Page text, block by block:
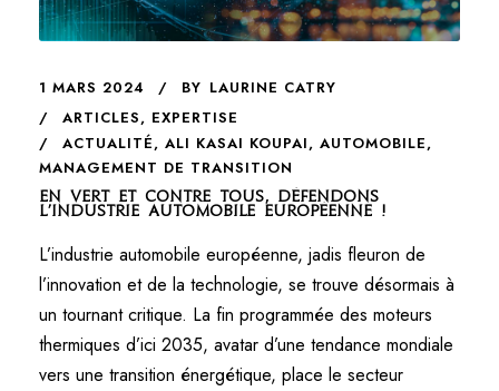
1 MARS 2024 BY LAURINE CATRY
ARTICLES, EXPERTISE
ACTUALITÉ, ALI KASAI KOUPAI, AUTOMOBILE,
MANAGEMENT DE TRANSITION
En vert et contre tous, défendons
l’industrie automobile européenne !
L’industrie automobile européenne, jadis fleuron de
l’innovation et de la technologie, se trouve désormais à
un tournant critique. La fin programmée des moteurs
thermiques d’ici 2035, avatar d’une tendance mondiale
vers une transition énergétique, place le secteur